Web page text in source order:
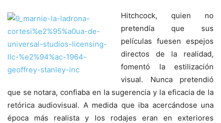
Hitchcock, quien no
pretendía que sus
películas fuesen espejos
directos de la realidad,
fomentó la estilización
visual. Nunca pretendió
que se notara, confiaba en la sugerencia y la eficacia de la
retórica audiovisual. A medida que iba acercándose una
época más realista y los rodajes eran en exteriores